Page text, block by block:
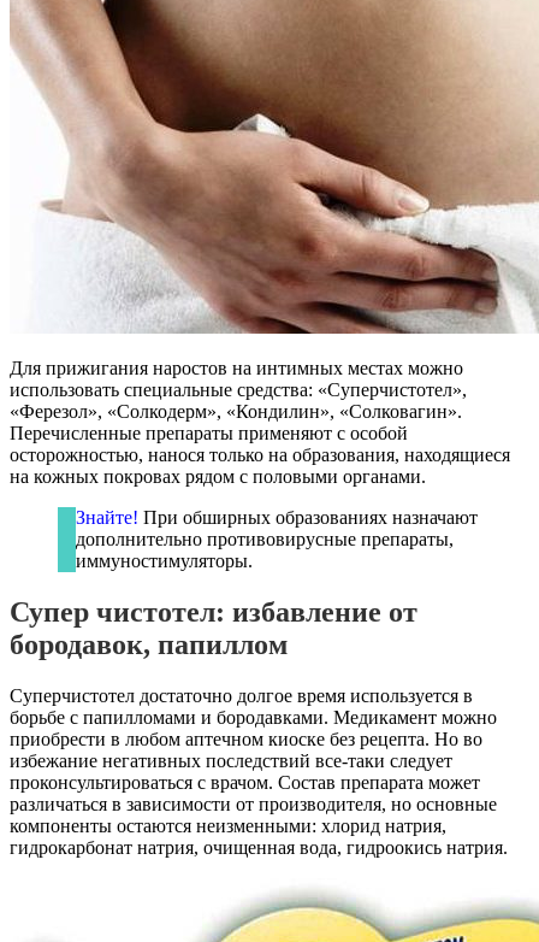
Для прижигания наростов на интимных местах можно
использовать специальные средства: «Суперчистотел»,
«Ферезол», «Солкодерм», «Кондилин», «Солковагин».
Перечисленные препараты применяют с особой
осторожностью, нанося только на образования, находящиеся
на кожных покровах рядом с половыми органами.
Знайте! При обширных образованиях назначают
дополнительно противовирусные препараты,
иммуностимуляторы.
Супер чистотел: избавление от
бородавок, папиллом
Суперчистотел достаточно долгое время используется в
борьбе с папилломами и бородавками. Медикамент можно
приобрести в любом аптечном киоске без рецепта. Но во
избежание негативных последствий все-таки следует
проконсультироваться с врачом. Состав препарата может
различаться в зависимости от производителя, но основные
компоненты остаются неизменными: хлорид натрия,
гидрокарбонат натрия, очищенная вода, гидроокись натрия.